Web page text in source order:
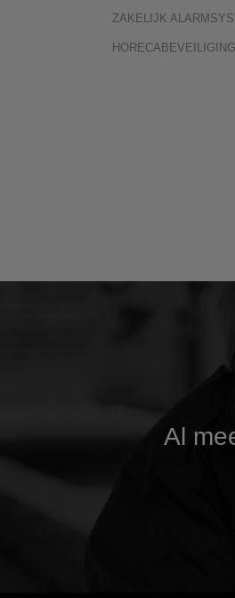
ZAKELIJK
HORECABEVEILIGING
Al